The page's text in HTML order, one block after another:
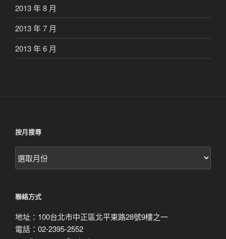
2013 年 8 月
2013 年 7 月
2013 年 6 月
按月搜尋
按
月
聯絡方式
地址：100台北市中正區北平東路28號9樓之一
電話：02-2395-2552